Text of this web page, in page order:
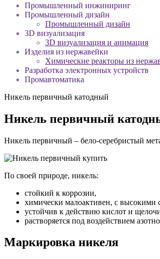
Промышленный инжиниринг
Промышленный дизайн
Промышленный дизайн
3D визуализация
3D визуализация и анимация
Изделия из нержавейки
Химические реакторы из
Разработка электронных устройств
Промавтоматика
Никель первичный катодный
Никель первичный
Никель первичный – бело-серебристый
По своей природе, никель:
стойкий к коррозии,
химически малоактивен, с высокими
устойчив к действию кислот и
растворяется под воздействием
Маркировка никеля